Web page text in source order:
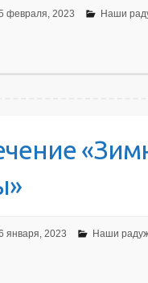
февраля, 2023
Наши
января, 2023
Наши